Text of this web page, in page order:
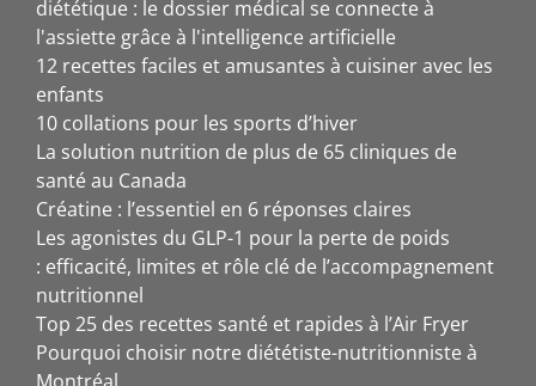
diététique : le dossier médical se connecte à
l'assiette grâce à l'intelligence artificielle
12 recettes faciles et amusantes à cuisiner avec les
enfants
10 collations pour les sports d’hiver
La solution nutrition de plus de 65 cliniques de
santé au Canada
Créatine : l’essentiel en 6 réponses claires
Les agonistes du GLP-1 pour la perte de poids
: efficacité, limites et rôle clé de l’accompagnement
nutritionnel
Top 25 des recettes santé et rapides à l’Air Fryer
Pourquoi choisir notre diététiste-nutritionniste à